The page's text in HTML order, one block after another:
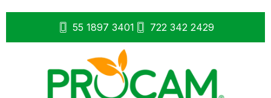
55 1897 3401 722 342 2429